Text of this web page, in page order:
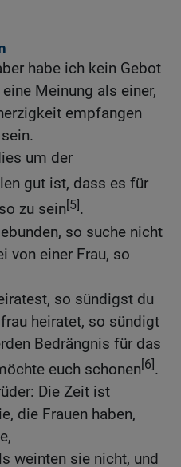
habe ich kein Gebot
Meinung als einer,
empfangen
um der
gut ist, dass es für
zu sein[5].
so suche nicht
von einer Frau, so
so sündigst du
heiratet, so sündigt
Bedrängnis für das
euch schonen[6].
Die Zeit ist
die Frauen haben,
weinten sie nicht, und